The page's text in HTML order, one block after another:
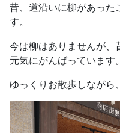
昔、道沿いに柳があった
す。
今は柳はありませんが、
元気にがんばっています。
ゆっくりお散歩しながら